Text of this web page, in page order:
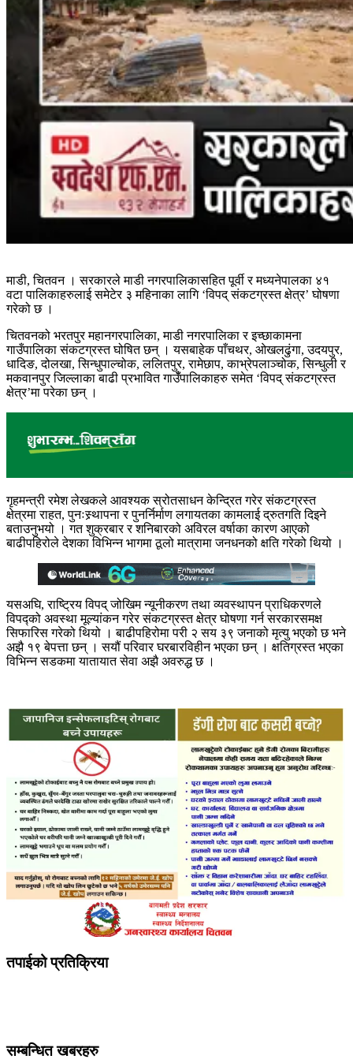
माडी, चितवन । सरकारले माडी नगरपालिकासहित पूर्वी र मध्यनेपालका ४१
वटा पालिकाहरुलाई समेटेर ३ महिनाका लागि ‘विपद् संकटग्रस्त क्षेत्र’ घोषणा
गरेको छ ।
चितवनको भरतपुर महानगरपालिका, माडी नगरपालिका र इच्छाकामना
गाउँपालिका संकटग्रस्त घोषित छन् । यसबाहेक पाँचथर, ओखलढुंगा, उदयपुर,
धादिङ, दोलखा, सिन्धुपाल्चोक, ललितपुर, रामेछाप, काभ्रेपलाञ्चोक, सिन्धुली र
मकवानपुर जिल्लाका बाढी प्रभावित गाउँँपालिकाहरु समेत ‘विपद् संकटग्रस्त
क्षेत्र’मा परेका छन् ।
गृहमन्त्री रमेश लेखकले आवश्यक स्रोतसाधन केन्द्रित गरेर संकटग्रस्त
क्षेत्रमा राहत, पुनःस्र्थापना र पुनर्निर्माण लगायतका कामलाई द्रुतगति दिइने
बताउनुभयो । गत शुक्रबार र शनिबारको अविरल वर्षाका कारण आएको
बाढीपहिरोले देशका विभिन्न भागमा ठूलो मात्रामा जनधनको क्षति गरेको थियो ।
यसअघि, राष्ट्रिय विपद् जोखिम न्यूनीकरण तथा व्यवस्थापन प्राधिकरणले
विपद्को अवस्था मूल्यांकन गरेर संकटग्रस्त क्षेत्र घोषणा गर्न सरकारसमक्ष
सिफारिस गरेको थियो । बाढीपहिरोमा परी २ सय ३९ जनाको मृत्यु भएको छ भने
अझै १९ बेपत्ता छन् । सयौं परिवार घरबारविहीन भएका छन् । क्षतिग्रस्त भएका
विभिन्न सडकमा यातायात सेवा अझै अवरुद्ध छ ।
तपाईको प्रतिक्रिया
सम्बन्धित खबरहरु